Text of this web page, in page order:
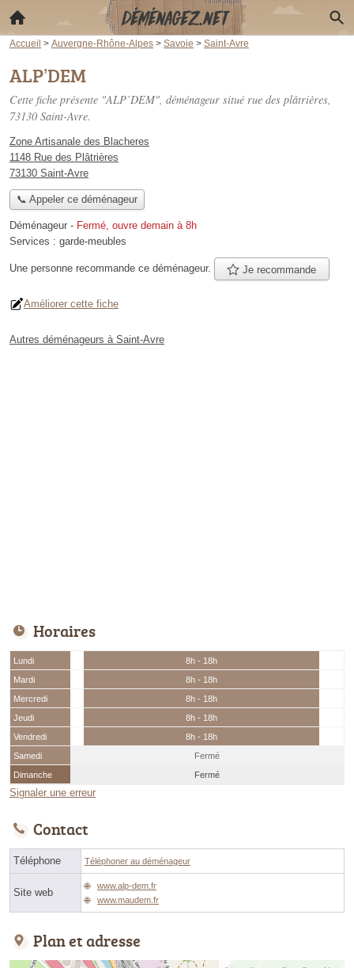
Accueil > Auvergne-Rhône-Alpes > Savoie > Saint-Avre
ALP’DEM
Cette fiche présente "ALP’DEM", déménageur situé rue des plâtrières,
73130 Saint-Avre.
Zone Artisanale des Blacheres
1148 Rue des Plâtrières
73130 Saint-Avre
📞 Appeler ce déménageur
Déménageur - Fermé, ouvre demain à 8h
Services : garde-meubles
Une personne recommande ce déménageur. Je recommande
Améliorer cette fiche
Autres déménageurs à Saint-Avre
Horaires
Lundi
8h - 18h
Mardi
8h - 18h
Mercredi
8h - 18h
Jeudi
8h - 18h
Vendredi
8h - 18h
Samedi
Fermé
Dimanche
Fermé
Signaler une erreur
Contact
Téléphone Téléphoner au déménageur
Site web
www.alp-dem.fr
www.maudem.fr
Plan et adresse